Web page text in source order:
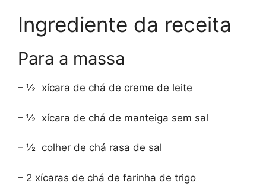
Ingrediente da receita
Para a massa
– ½ xícara de chá de creme de leite
– ½ xícara de chá de manteiga sem sal
– ½ colher de chá rasa de sal
– 2 xícaras de chá de farinha de trigo